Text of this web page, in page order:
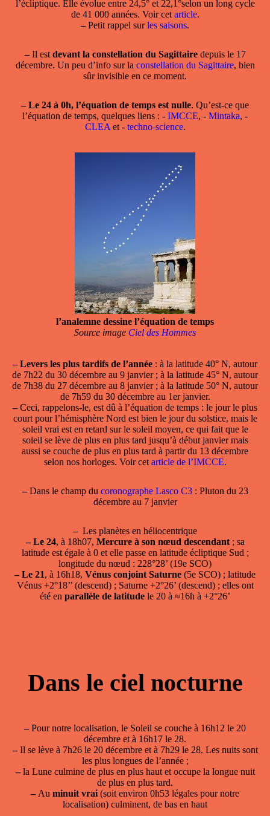
l’écliptique. Elle évolue entre 24,5° et 22,1°selon un long cycle
de 41 000 années. Voir cet article.
–Petit rappel surles saisons.
–Il est devant la constellation du Sagittairedepuis le 17
décembre. Un peu d’info sur la constellation du Sagittaire, bien
sûr invisible en ce moment.
– Le 24 à 0h, l’équation de temps est nulle. Qu’est-ce que
l’équation de temps, quelques liens : - IMCCE, - Mintaka, -
CLEA et - techno-science.
l’analemne dessine l’équation de temps
Source image Ciel des Hommes
– Levers les plus tardifs de l’année : à la latitude 40° N, autour
de 7h22 du 30 décembre au 9 janvier ; à la latitude 45° N, autour
de 7h38 du 27 décembre au 8 janvier ; à la latitude 50° N, autour
de 7h59 du 30 décembre au 1er janvier.
–Ceci, rappelons-le, est dû à l’équation de temps : le jour le plus
court pour l’hémisphère Nord est bien le jour du solstice, mais le
soleil vrai est en retard sur le soleil moyen, ce qui fait que le
soleil se lève de plus en plus tard jusqu’à début janvier mais
aussi se couche de plus en plus tard à partir du 13 décembre
selon nos horloges. Voir cet article de l’IMCCE.
–Dans le champ du coronographe Lasco C3: Pluton du 23
décembre au 7 janvier
– Les planètes en héliocentrique
– Le 24, à 18h07, Mercure à son nœud descendant; sa
latitude est égale à 0 et elle passe en latitude écliptique Sud ;
longitude du nœud : 228°28’ (19e SCO)
– Le 21, à 16h18, Vénus conjoint Saturne (5e SCO) ; latitude
Vénus +2°18’’ (descend) ; Saturne +2°26’ (descend) ; elles ont
été en parallèle de latitude le 20 à ≈16h à +2°26’
Dans le ciel nocturne
–Pour notre localisation, le Soleil se couche à 16h12 le 20
décembre et à 16h17 le 28.
–Il se lève à 7h26 le 20 décembre et à 7h29 le 28. Les nuits sont
les plus longues de l’année ;
–la Lune culmine de plus en plus haut et occupe la longue nuit
de plus en plus tard.
–Au minuit vrai (soit environ 0h53 légales pour notre
localisation) culminent, de bas en haut